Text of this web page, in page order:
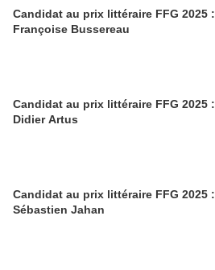
Candidat au prix littéraire FFG 2025 :
Françoise Bussereau
Candidat au prix littéraire FFG 2025 :
Didier Artus
Candidat au prix littéraire FFG 2025 :
Sébastien Jahan